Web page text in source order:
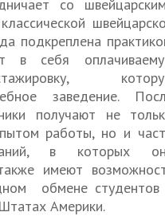
со
подкреплена
в себя
заведение.
получают не
работы, но и
в которых
имеют
обмене студентов
Америки.